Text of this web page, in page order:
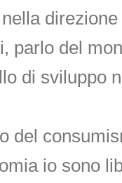
parlo del
di sviluppo
del
io sono